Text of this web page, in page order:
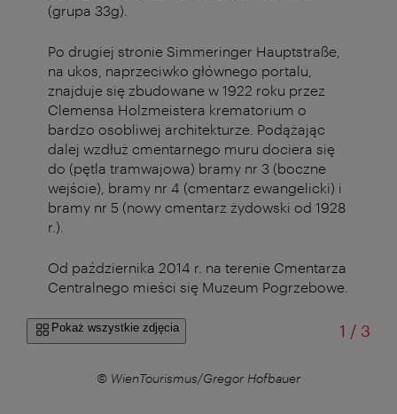
(grupa 33g).
Po drugiej stronie Simmeringer Hauptstraße,
na ukos, naprzeciwko głównego portalu,
znajduje się zbudowane w 1922 roku przez
Clemensa Holzmeistera krematorium o
bardzo osobliwej architekturze. Podążając
dalej wzdłuż cmentarnego muru dociera się
do (pętla tramwajowa) bramy nr 3 (boczne
wejście), bramy nr 4 (cmentarz ewangelicki) i
bramy nr 5 (nowy cmentarz żydowski od 1928
r.).
Od października 2014 r. na terenie Cmentarza
Centralnego mieści się Muzeum Pogrzebowe.
Pokaż wszystkie zdjęcia 1 /od
3
© WienTourismus/Gregor Hofbauer